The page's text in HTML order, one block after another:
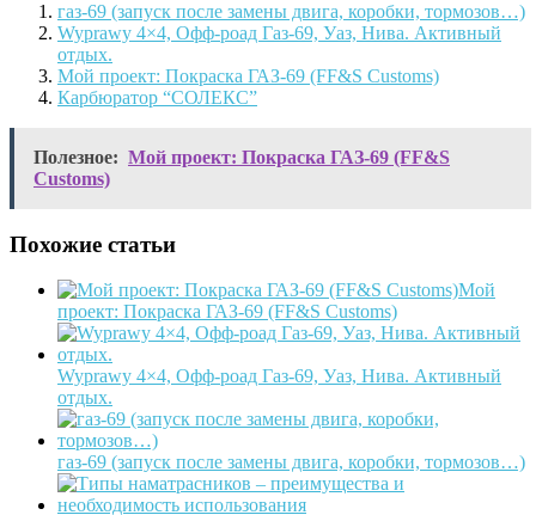
газ-69 (запуск после замены двига, коробки, тормозов…)
Wyprawy 4×4, Офф-роад Газ-69, Уаз, Нива. Активный
отдых.
Мой проект: Покраска ГАЗ-69 (FF&S Customs)
Карбюратор “СОЛЕКС”
Полезное: Мой проект: Покраска ГАЗ-69 (FF&S
Customs)
Похожие статьи
Мой
проект: Покраска ГАЗ-69 (FF&S Customs)
Wyprawy 4×4, Офф-роад Газ-69, Уаз, Нива. Активный
отдых.
газ-69 (запуск после замены двига, коробки, тормозов…)